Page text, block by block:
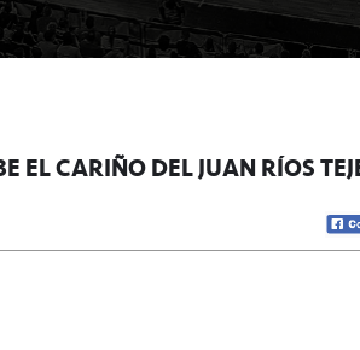
EL CARIÑO DEL JUAN RÍOS